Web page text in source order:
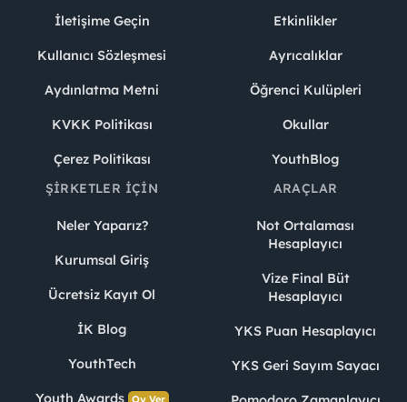
İletişime Geçin
Kullanıcı Sözleşmesi
Aydınlatma Metni
KVKK Politikası
Çerez Politikası
Etkinlikler
Ayrıcalıklar
Öğrenci Kulüpleri
Okullar
YouthBlog
ŞIRKETLER İÇIN
Neler Yaparız?
Kurumsal Giriş
Ücretsiz Kayıt Ol
İK Blog
YouthTech
Youth Awards Oy Ver
ARAÇLAR
Not Ortalaması
Hesaplayıcı
Vize Final Büt
Hesaplayıcı
YKS Puan Hesaplayıcı
YKS Geri Sayım Sayacı